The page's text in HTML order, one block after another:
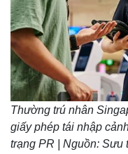
Thường trú nhân
giấy phép tái nhập
trạng PR | Nguồn: Sưu